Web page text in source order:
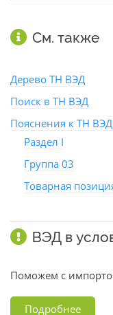
См. также
Дерево ТН ВЭД
Поиск в ТН ВЭД
Пояснения к ТН
Раздел I
Группа 03
Товарная
ВЭД в
Поможем с
Подробнее